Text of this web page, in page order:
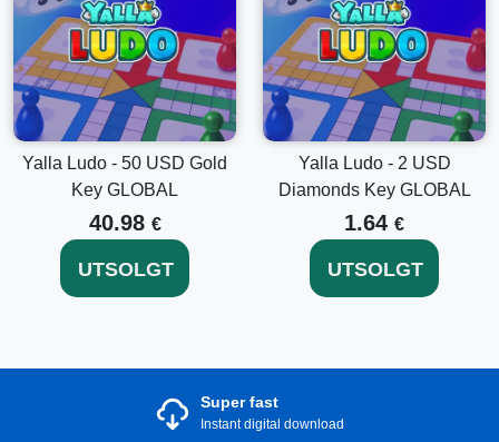
Yalla Ludo - 50 USD Gold
Key GLOBAL
40.98 €
UTSOLGT
Yalla Ludo - 2 USD
Diamonds Key GLOBAL
1.64 €
UTSOLGT
Super fast
Instant digital download